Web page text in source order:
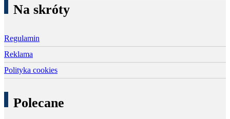
Na skróty
Regulamin
Reklama
Polityka cookies
Polecane